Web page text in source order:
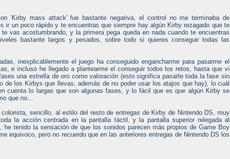
'Kirby mass attack' fue bastante negativa, el control no me terminaba de
ir un poco rápido y te encuentras que siempre hay algún Kirby rezagado que te
vas acostumbrando, y la primera pega queda en nada cuando te encuentras
bastante largos y pesados, sobre todo si quieres conseguir todas las
inexplicablemente el juego ha conseguido engancharme para pasarme el
e incluso he llegado a plantearme el conseguir todos los retos, hasta que vi
una estrella de oro como valoración (esto significa pasarte toda la fase sin
de los Kirbys que llevas, además de no poder usar los atajos que hay), lo cuál
cuenta lo largas que son algunas fases, y lo fácil que es que algún Kirby se
que no...
sencillo, al estilo del resto de entregas de Kirby de Nintendo DS, muy
la acción centrada en la pantalla táctil, y la pantalla superior relegada al
he tenido la sensación de que los sonidos parecen más propios de Game Boy
equivoco, pero no recuerdo que en las anteriores entregas de Nintendo DS los